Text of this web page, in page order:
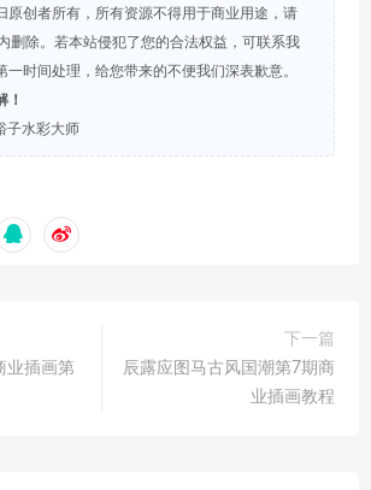
原创者所有，所有资源不得用于商业用途，请
删除。若本站侵犯了您的合法权益，可联系我
一时间处理，给您带来的不便我们深表歉意。
！
子水彩大师
业插画第
下一篇
辰露应图马古风国潮第7期商
业插画教程